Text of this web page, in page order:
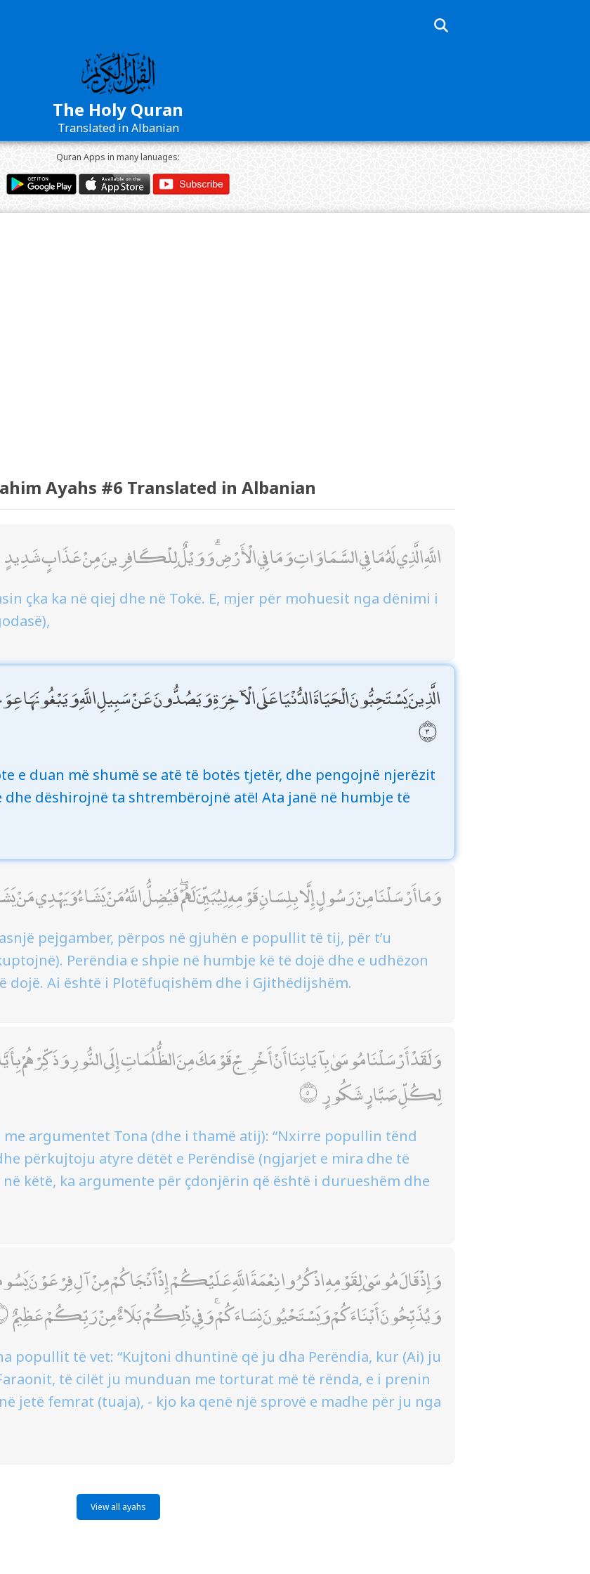
The Holy Quran
Translated in Albanian
Quran Apps in many lanuages:
Ayahs #6 Translated in Albanian
اللَّهِ الَّذِي لَهُ مَا فِي السَّمَاوَاتِ وَمَا فِي الْأَرْضِ ۗ وَوَيْلٌ لِلْكَافِرِينَ مِنْ عَذَابٍ شَدِيدٍ
çka ka në qiej dhe në Tokë. E, mjer për mohuesit nga dënimi i
الَّذِينَ يَسْتَحِبُّونَ الْحَيَاةَ الدُّنْيَا عَلَى الْآخِرَةِ وَيَصُدُّونَ عَنْ سَبِيلِ اللَّهِ وَيَبْغُونَهَا
e duan më shumë se atë të botës tjetër, dhe pengojnë njerëzit
dhe dëshirojnë ta shtrembërojnë atë! Ata janë në humbje të
وَمَا أَرْسَلْنَا مِنْ رَسُولٍ إِلَّا بِلِسَانِ قَوْمِهِ لِيُبَيِّنَ لَهُمْ ۖ فَيُضِلُّ اللَّهُ مَنْ يَشَاءُ وَيَهْدِي مَنْ
pejgamber, përpos në gjuhën e popullit të tij, për t’u
Perëndia e shpie në humbje kë të dojë dhe e udhëzon
dojë. Ai është i Plotëfuqishëm dhe i Gjithëdijshëm.
وَلَقَدْ أَرْسَلْنَا مُوسَىٰ بِآيَاتِنَا أَنْ أَخْرِجْ قَوْمَكَ مِنَ الظُّلُمَاتِ إِلَى النُّورِ وَذَكِّرْهُمْ
لِكُلِّ صَبَّارٍ شَكُورٍ
me argumentet Tona (dhe i thamë atij): “Nxirre popullin tënd
përkujtoju atyre dëtët e Perëndisë (ngjarjet e mira dhe të
në këtë, ka argumente për çdonjërin që është i durueshëm dhe
وَإِذْ قَالَ مُوسَىٰ لِقَوْمِهِ اذْكُرُوا نِعْمَةَ اللَّهِ عَلَيْكُمْ إِذْ أَنْجَاكُمْ مِنْ آلِ
وَيُذَبِّحُونَ أَبْنَاءَكُمْ وَيَسْتَحْيُونَ نِسَاءَكُمْ ۚ وَفِي ذَٰلِكُمْ بَلَاءٌ مِنْ رَبِّكُمْ عَظِيمٌ
popullit të vet: “Kujtoni dhuntinë që ju dha Perëndia, kur (Ai) ju
të cilët ju munduan me torturat më të rënda, e i prenin
jetë femrat (tuaja), - kjo ka qenë një sprovë e madhe për ju nga
View all ayahs